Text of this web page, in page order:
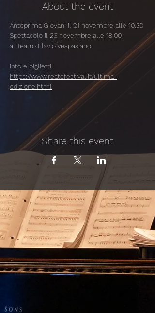
About the event
Anteprima Giovani il 21 novembre alle 10.30
Spettacolo il 23 novembre alle 18.00
al Teatro Flavio Vespasiano
info e biglietti
https://www.reatefestival.it/ultima-
edizione.html
Share this event